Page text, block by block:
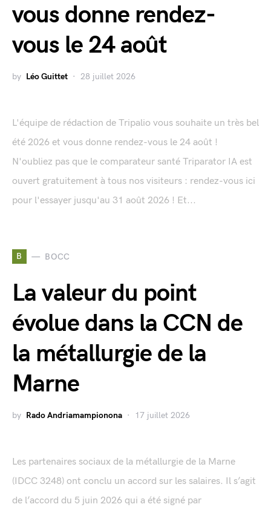
vous donne rendez-
vous le 24 août
by Léo Guittet 28 juillet 2026
L'équipe de rédaction de Tripalio vous souhaite un très bel
été 2026 et vous donne rendez-vous le 24 août !
N'oubliez pas que le comparateur santé Triparator IA est
ouvert gratuitement à tous nos visiteurs : rendez-vous ici
pour l'essayer jusqu'au 31 août 2026 ! Et...
B BOCC
La valeur du point
évolue dans la CCN de
la métallurgie de la
Marne
by Rado Andriamampionona 17 juillet 2026
Les partenaires sociaux de la métallurgie de la Marne
(IDCC 3248) ont conclu un accord sur les salaires. Il s’agit
de l’accord du 5 juin 2026 qui a été signé par